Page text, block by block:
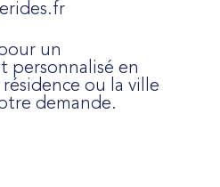
un
personnalisé en
ou la ville
demande.